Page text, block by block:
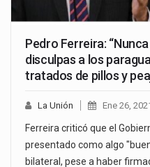
Pedro Ferreira:
disculpas a los
tratados de pillos y
La Unión Ene 26,
Ferreira criticó que el
presentado como algo
bilateral, pese a haber